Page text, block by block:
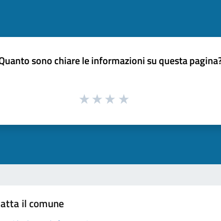
sono chiare le informazioni su questa
il comune